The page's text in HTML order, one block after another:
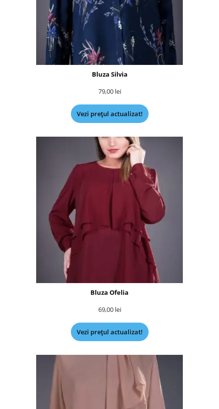
Bluza Silvia
79,00 lei
Vezi prețul actualizat!
Bluza Ofelia
69,00 lei
Vezi prețul actualizat!